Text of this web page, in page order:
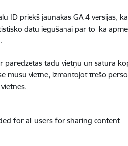
ID priekš jaunākās GA 4 versijas,
datu iegūšanai par to, kā
paredzētas tādu vietņu un satura
mūsu vietnē, izmantojot trešo
for all users for sharing content